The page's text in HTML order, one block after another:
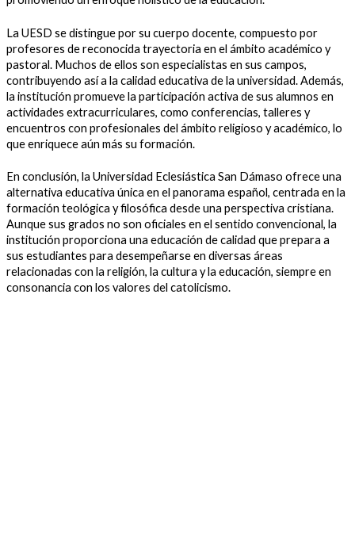
La UESD se distingue por su cuerpo docente, compuesto por
profesores de reconocida trayectoria en el ámbito académico y
pastoral. Muchos de ellos son especialistas en sus campos,
contribuyendo así a la calidad educativa de la universidad. Además,
la institución promueve la participación activa de sus alumnos en
actividades extracurriculares, como conferencias, talleres y
encuentros con profesionales del ámbito religioso y académico, lo
que enriquece aún más su formación.
En conclusión, la Universidad Eclesiástica San Dámaso ofrece una
alternativa educativa única en el panorama español, centrada en la
formación teológica y filosófica desde una perspectiva cristiana.
Aunque sus grados no son oficiales en el sentido convencional, la
institución proporciona una educación de calidad que prepara a
sus estudiantes para desempeñarse en diversas áreas
relacionadas con la religión, la cultura y la educación, siempre en
consonancia con los valores del catolicismo.